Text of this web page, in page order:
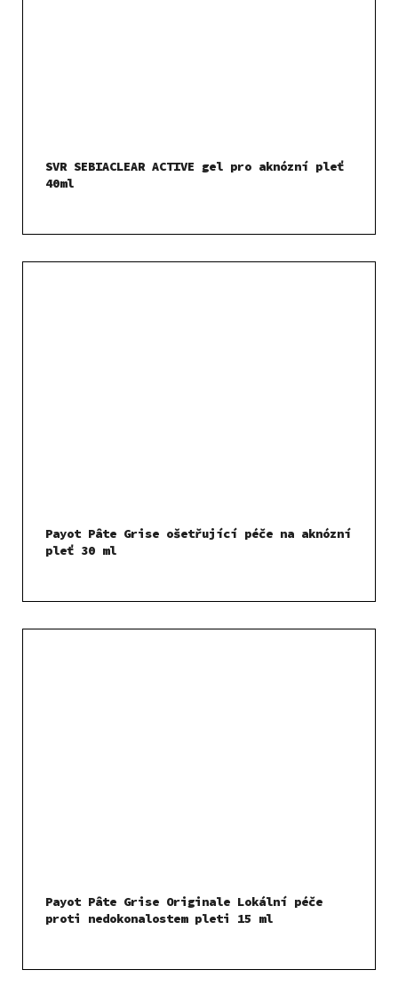
SVR SEBIACLEAR ACTIVE gel pro aknózní pleť
40ml
Payot Pâte Grise ošetřující péče na aknózní
pleť 30 ml
Payot Pâte Grise Originale Lokální péče
proti nedokonalostem pleti 15 ml